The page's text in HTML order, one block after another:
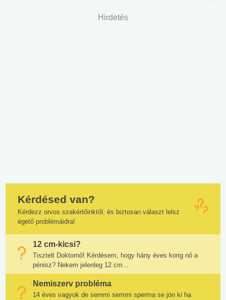
Hirdetés
Kérdésed van?
Kérdezz orvos szakértőinktől, és biztosan választ lelsz
égető problémáidra!
12 cm-kicsi?
Tisztelt Doktornő! Kérdésem, hogy hány éves korig nő a
pénisz? Nekem jelenleg 12 cm...
Nemiszerv probléma
14 éves vagyok de semmi semmi sperma se jön ki ha